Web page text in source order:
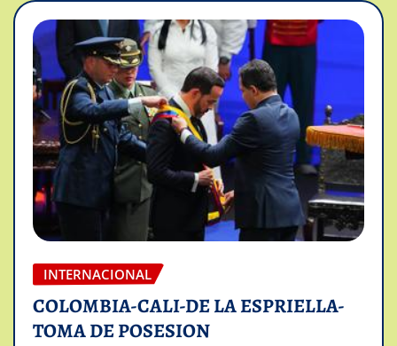
INTERNACIONAL
COLOMBIA-CALI-DE LA ESPRIELLA-
TOMA DE POSESION